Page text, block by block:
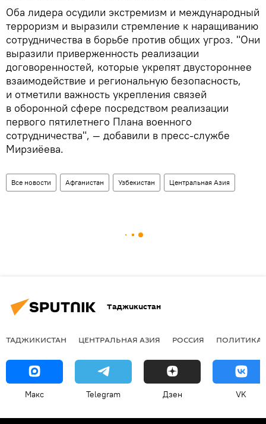
Оба лидера осудили экстремизм и международный
терроризм и выразили стремление к наращиванию
сотрудничества в борьбе против общих угроз. "Они
выразили приверженность реализации
договоренностей, которые укрепят двустороннее
взаимодействие и региональную безопасность,
и отметили важность укрепления связей
в оборонной сфере посредством реализации
первого пятилетнего Плана военного
сотрудничества", — добавили в пресс-службе
Мирзиёева.
Все новости Афганистан Узбекистан Центральная Азия
Таджикистан
ТАДЖИКИСТАН ЦЕНТРАЛЬНАЯ АЗИЯ РОССИЯ ПОЛИТИКА
Макс Telegram Дзен VK